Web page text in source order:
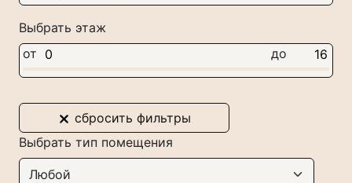
Выбрать этаж
от
до
сбросить фильтры
Выбрать тип помещения